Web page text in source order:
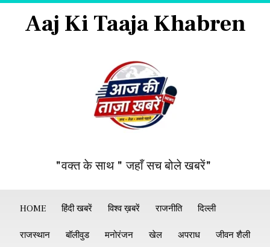
Aaj Ki Taaja Khabren
"वक्त के साथ " जहाँ सच बोले खबरें"
HOME हिंदी खबरें विश्व ख़बरें राजनीति दिल्ली
राजस्थान बॉलीवुड मनोरंजन खेल अपराध जीवन शैली